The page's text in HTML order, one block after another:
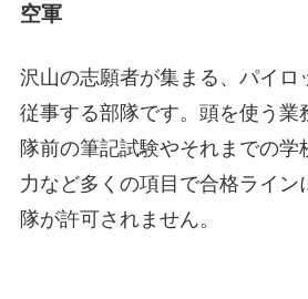
空軍
沢山の志願者が集まる、パイロ
従事する部隊です。頭を使う業
隊前の筆記試験やそれまでの学
力など多くの項目で合格ライン
隊が許可されません。